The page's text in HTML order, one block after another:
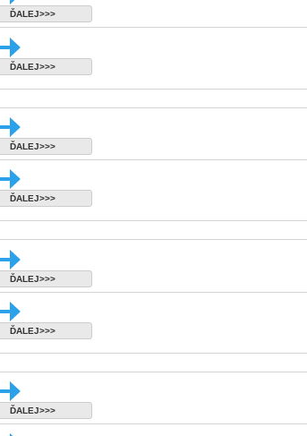
ĎALEJ>>>
ĎALEJ>>>
ĎALEJ>>>
ĎALEJ>>>
ĎALEJ>>>
ĎALEJ>>>
ĎALEJ>>>